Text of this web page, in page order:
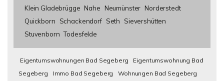
Klein Gladebrügge Nahe Neumünster Norderstedt
Quickborn
Schackendorf Seth
Sievershütten
Stuvenborn Todesfelde
Eigentumswohnungen Bad Segeberg
Eigentumswohnung Bad
Segeberg
Immo Bad Segeberg
Wohnungen Bad Segeberg